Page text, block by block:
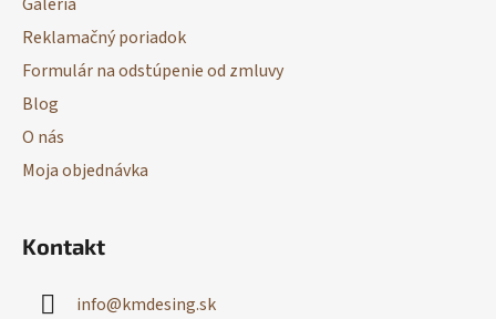
Galéria
Reklamačný poriadok
Formulár na odstúpenie od zmluvy
Blog
O nás
Moja objednávka
Kontakt
info@kmdesing.sk